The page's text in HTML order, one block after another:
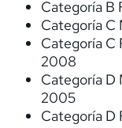
Categoría B
Categoría C
Categoría C
2008
Categoría D
2005
Categoría D